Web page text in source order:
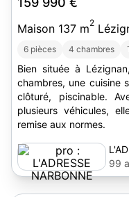
Maison 137 m2
6 pièces 4 chambres
Bien située à
chambres, une cuisine
clôturé, piscinable.
plusieurs véhicules,
remise aux normes.
99